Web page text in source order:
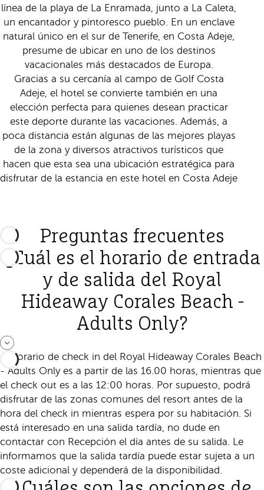
línea de la playa de La Enramada, junto a La Caleta,
un encantador y pintoresco pueblo. En un enclave
natural único en el sur de Tenerife, en Costa Adeje,
presume de ubicar en uno de los destinos
vacacionales más destacados de Europa.
Gracias a su cercanía al campo de Golf Costa
Adeje, el hotel se convierte también en una
elección perfecta para quienes desean practicar
este deporte durante las vacaciones. Además, a
poca distancia están algunas de las mejores playas
de la zona y diversos atractivos turísticos que
hacen que esta sea una ubicación estratégica para
disfrutar de la estancia en este hotel en Costa Adeje
Preguntas frecuentes
¿Cuál es el horario de entrada
y de salida del Royal
Hideaway Corales Beach -
Adults Only?
El horario de check in del Royal Hideaway Corales Beach
- Adults Only es a partir de las 16.00 horas, mientras que
el check out es a las 12:00 horas. Por supuesto, podrá
disfrutar de las zonas comunes del resort antes de la
hora del check in mientras espera por su habitación. Si
está interesado en una salida tardía, no dude en
contactar con Recepción el día antes de su salida. Le
informamos que la salida tardía puede estar sujeta a un
coste adicional y dependerá de la disponibilidad.